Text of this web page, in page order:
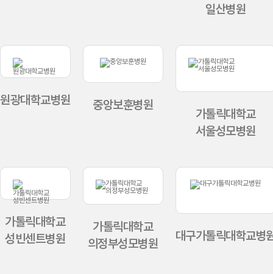
일산병원
원광대학교병원 중앙보훈병원
가톨릭대학교
서울성모병원
가톨릭대학교
성빈센트병원
가톨릭대학교
의정부성모병원
대구가톨릭대학교병